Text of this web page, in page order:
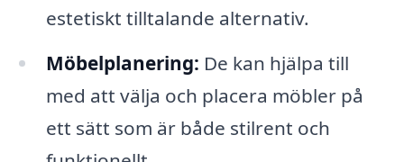
estetiskt tilltalande alternativ.
Möbelplanering: De kan hjälpa till
med att välja och placera möbler på
ett sätt som är både stilrent och